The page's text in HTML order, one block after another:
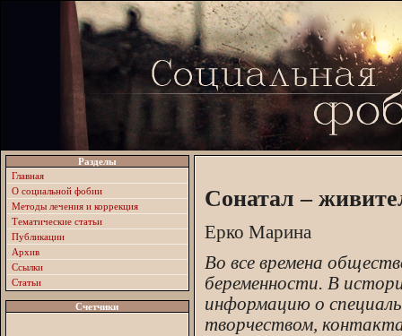
Разделы
Главная
О социальной фобии
Методы лечения и коррекция
Тематические статьи
Публикации
Архив
Ссылки
Статьи
Счетчики
Сонатал –
Ерко Марина
Во все времена
беременности. В
информацию о
творчеством,